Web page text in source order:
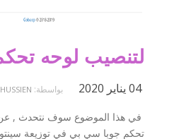
04 يناير 2020 بواسطة:
في هذا الموضوع سوف نتحدث ,